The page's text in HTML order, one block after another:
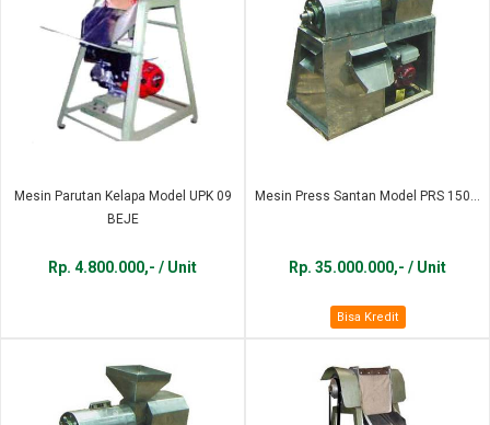
Mesin Parutan Kelapa Model UPK 09
BEJE
Rp. 4.800.000,- / Unit
Mesin Press Santan Model PRS 150...
Rp. 35.000.000,- / Unit
Bisa Kredit